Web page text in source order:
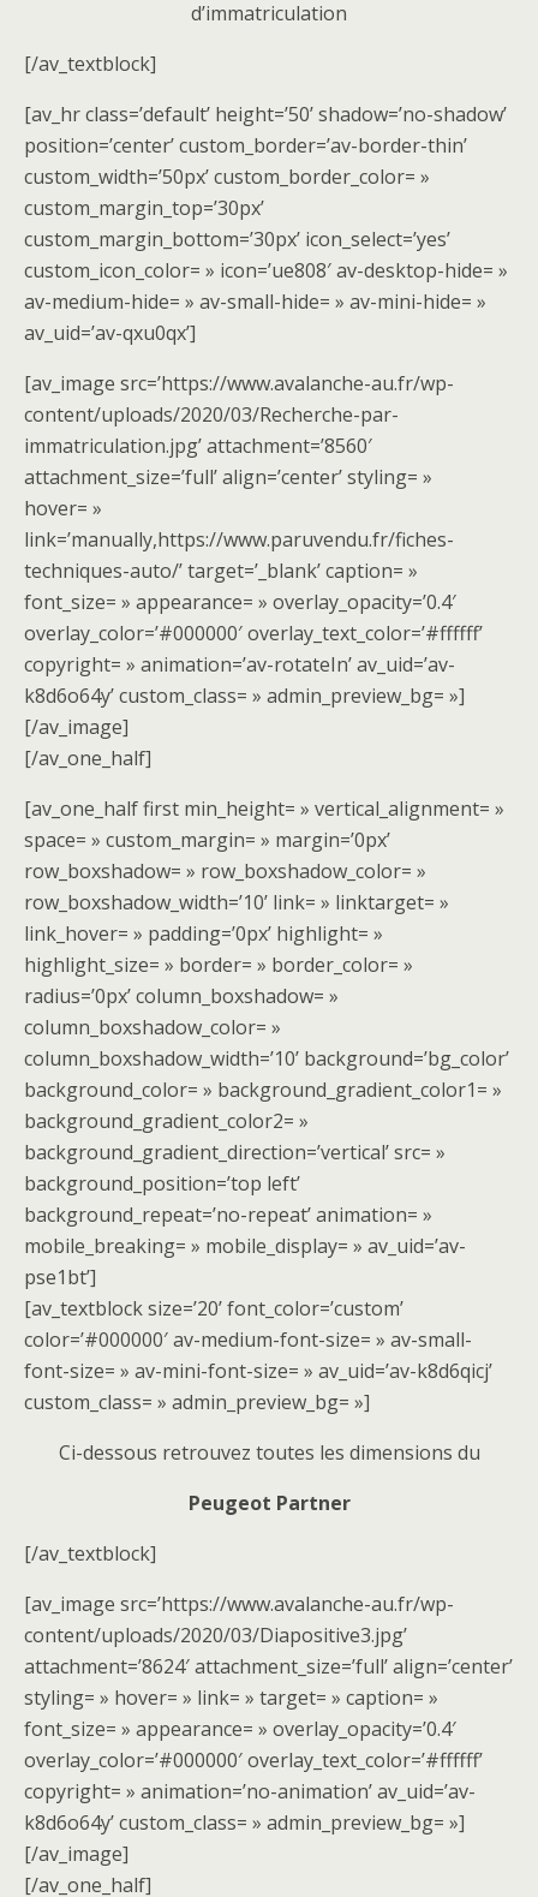
d’immatriculation
[/av_textblock]
[av_hr class=’default’ height=’50’ shadow=’no-shadow’
position=’center’ custom_border=’av-border-thin’
custom_width=’50px’ custom_border_color= »
custom_margin_top=’30px’
custom_margin_bottom=’30px’ icon_select=’yes’
custom_icon_color= » icon=’ue808′ av-desktop-hide= »
av-medium-hide= » av-small-hide= » av-mini-hide= »
av_uid=’av-qxu0qx’]
[av_image src=’https://www.avalanche-au.fr/wp-
content/uploads/2020/03/Recherche-par-
immatriculation.jpg’ attachment=’8560′
attachment_size=’full’ align=’center’ styling= »
hover= »
link=’manually,https://www.paruvendu.fr/fiches-
techniques-auto/’ target=’_blank’ caption= »
font_size= » appearance= » overlay_opacity=’0.4′
overlay_color=’#000000′ overlay_text_color=’#ffffff’
copyright= » animation=’av-rotateIn’ av_uid=’av-
k8d6o64y’ custom_class= » admin_preview_bg= »]
[/av_image]
[/av_one_half]
[av_one_half first min_height= » vertical_alignment= »
space= » custom_margin= » margin=’0px’
row_boxshadow= » row_boxshadow_color= »
row_boxshadow_width=’10’ link= » linktarget= »
link_hover= » padding=’0px’ highlight= »
highlight_size= » border= » border_color= »
radius=’0px’ column_boxshadow= »
column_boxshadow_color= »
column_boxshadow_width=’10’ background=’bg_color’
background_color= » background_gradient_color1= »
background_gradient_color2= »
background_gradient_direction=’vertical’ src= »
background_position=’top left’
background_repeat=’no-repeat’ animation= »
mobile_breaking= » mobile_display= » av_uid=’av-
pse1bt’]
[av_textblock size=’20’ font_color=’custom’
color=’#000000′ av-medium-font-size= » av-small-
font-size= » av-mini-font-size= » av_uid=’av-k8d6qicj’
custom_class= » admin_preview_bg= »]
Ci-dessous retrouvez toutes les dimensions du
Peugeot Partner
[/av_textblock]
[av_image src=’https://www.avalanche-au.fr/wp-
content/uploads/2020/03/Diapositive3.jpg’
attachment=’8624′ attachment_size=’full’ align=’center’
styling= » hover= » link= » target= » caption= »
font_size= » appearance= » overlay_opacity=’0.4′
overlay_color=’#000000′ overlay_text_color=’#ffffff’
copyright= » animation=’no-animation’ av_uid=’av-
k8d6o64y’ custom_class= » admin_preview_bg= »]
[/av_image]
[/av_one_half]